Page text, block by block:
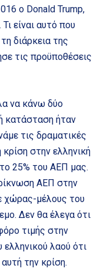
ο Donald Trump,
είναι αυτό που
διάρκεια της
τις προϋποθέσεις
να κάνω δύο
κατάσταση ήταν
τις δραματικές
στην ελληνική
25% του ΑΕΠ μας.
ΑΕΠ στην
χώρας-μέλους του
Δεν θα έλεγα ότι
τιμής στην
λαού ότι
την κρίση.